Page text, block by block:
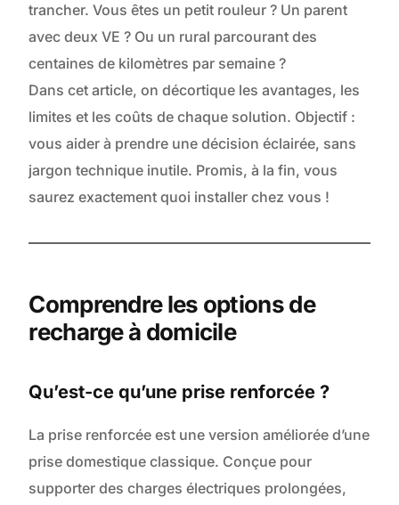
trancher. Vous êtes un petit rouleur ? Un parent
avec deux VE ? Ou un rural parcourant des
centaines de kilomètres par semaine ?
Dans cet article, on décortique les avantages, les
limites et les coûts de chaque solution. Objectif :
vous aider à prendre une décision éclairée, sans
jargon technique inutile. Promis, à la fin, vous
saurez exactement quoi installer chez vous !
Comprendre les options de
recharge à domicile
Qu’est-ce qu’une prise renforcée ?
La prise renforcée est une version améliorée d’une
prise domestique classique. Conçue pour
supporter des charges électriques prolongées,